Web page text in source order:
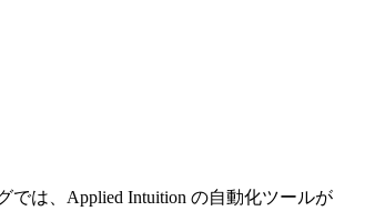
は、Applied Intuition の自動化ツールが